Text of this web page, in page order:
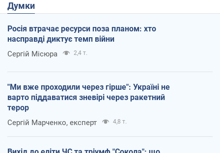
Думки
Росія втрачає ресурси поза планом: хто
насправді диктує темп війни
Сергій Місюра 2,4 т.
"Ми вже проходили через гірше": Україні не
варто піддаватися зневірі через ракетний
терор
Сергій Марченко, експерт 4,8 т.